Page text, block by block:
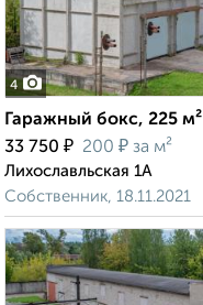
4
Гаражный бокс, 225 м²
33 750 ₽ 200 ₽ за м²
Лихославльская 1А
Собственник, 18.11.2021